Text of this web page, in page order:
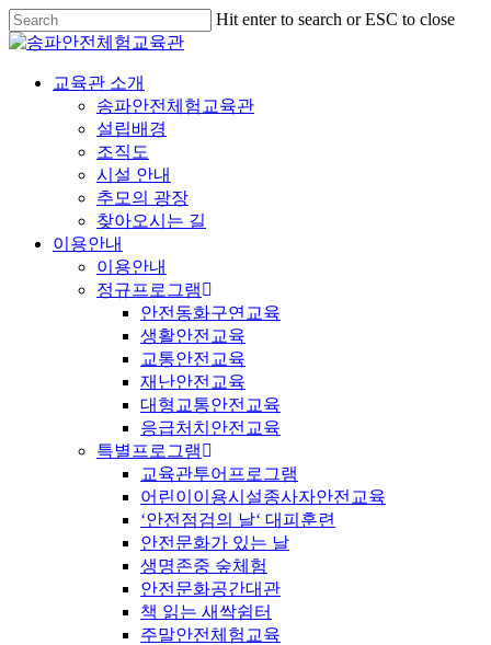
Hit enter to search or ESC to close
교육관 소개
송파안전체험교육관
설립배경
조직도
시설 안내
추모의 광장
찾아오시는 길
이용안내
이용안내
정규프로그램
안전동화구연교육
생활안전교육
교통안전교육
재난안전교육
대형교통안전교육
응급처치안전교육
특별프로그램
교육관투어프로그램
어린이이용시설종사자안전교육
‘안전점검의 날‘ 대피훈련
안전문화가 있는 날
생명존중 숲체험
안전문화공간대관
책 읽는 새싹쉼터
주말안전체험교육